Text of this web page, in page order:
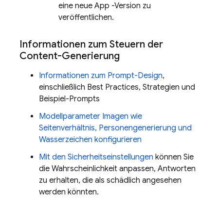
eine neue App -Version zu
veröffentlichen.
Informationen zum Steuern der
Content-Generierung
Informationen zum Prompt-Design,
einschließlich Best Practices, Strategien und
Beispiel-Prompts
Modellparameter Imagen wie
Seitenverhältnis, Personengenerierung und
Wasserzeichen konfigurieren
Mit den Sicherheitseinstellungen können Sie
die Wahrscheinlichkeit anpassen, Antworten
zu erhalten, die als schädlich angesehen
werden könnten.